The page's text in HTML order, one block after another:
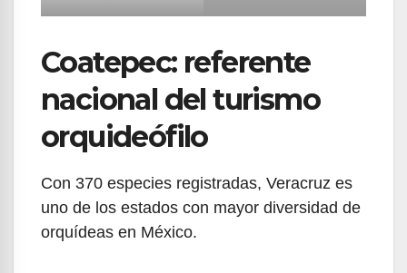
Coatepec: referente
nacional del turismo
orquideófilo
Con 370 especies registradas, Veracruz es
uno de los estados con mayor diversidad de
orquídeas en México.